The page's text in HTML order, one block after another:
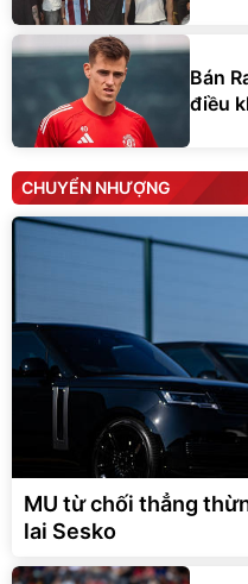
Bán
điều
CHUYỂN NHƯỢNG
MU từ chối thẳng
lai Sesko